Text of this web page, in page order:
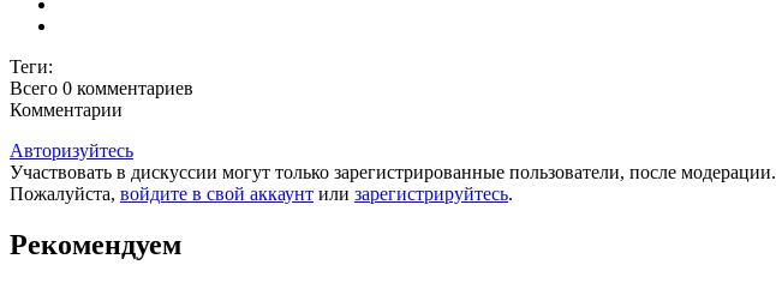
Теги:
Всего 0 комментариев
Комментарии
Авторизуйтесь
Участвовать в дискуссии могут только зарегистрированные пользователи, после модерации.
Пожалуйста, войдите в свой аккаунт или зарегистрируйтесь.
Рекомендуем